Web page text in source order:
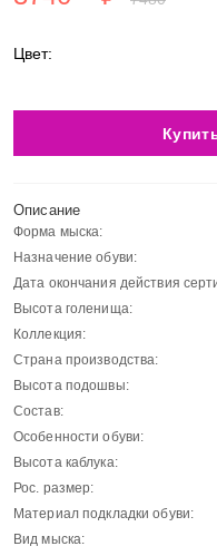
Цвет:
Описание
Форма мыска:
Назначение обуви:
Дата окончания действия
Высота голенища:
Коллекция:
Страна производства:
Высота подошвы:
Состав:
Особенности обуви:
Высота каблука:
Рос. размер:
Материал подкладки обуви:
Вид мыска: